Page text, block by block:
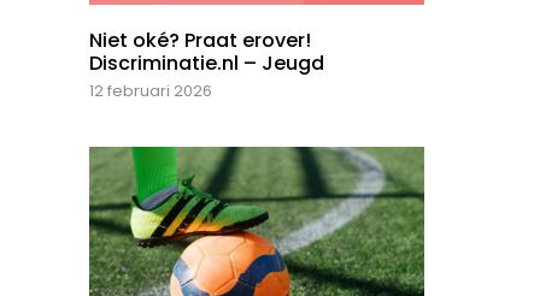
Niet oké? Praat erover!
Discriminatie.nl – Jeugd
12 februari 2026